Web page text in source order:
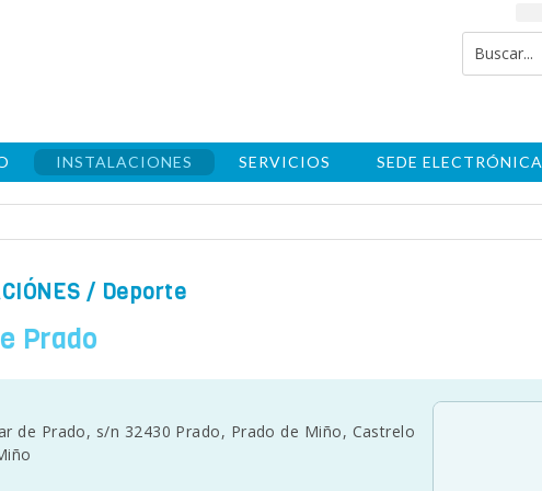
INSTALACIONES SERVICIOS SEDE ELECTRÓNICA
/ Deporte
Prado
de Prado, s/n 32430 Prado, Prado de Miño, Castrelo